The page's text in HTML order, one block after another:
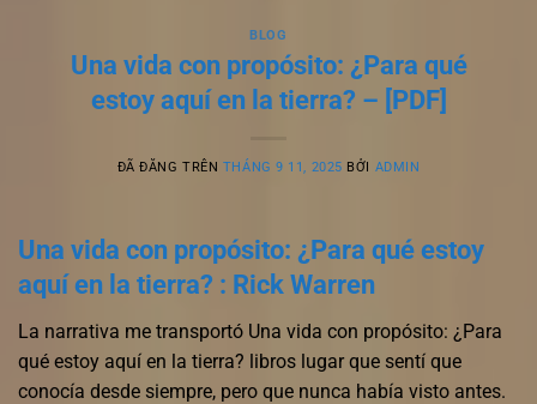
BLOG
Una vida con propósito: ¿Para qué
estoy aquí en la tierra? – [PDF]
ĐÃ ĐĂNG TRÊN THÁNG 9 11, 2025 BỞI ADMIN
Una vida con propósito: ¿Para qué estoy
aquí en la tierra? : Rick Warren
La narrativa me transportó Una vida con propósito: ¿Para
qué estoy aquí en la tierra? libros lugar que sentí que
conocía desde siempre, pero que nunca había visto antes.